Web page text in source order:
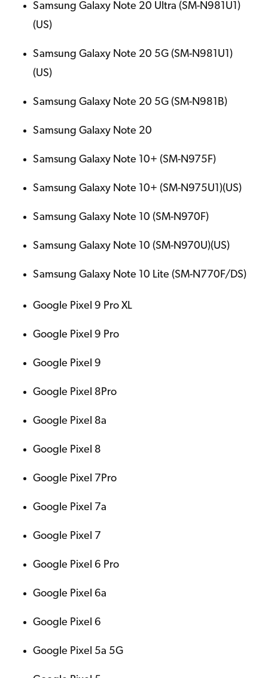
Samsung Galaxy Note 20 Ultra (SM-N981U1)
(US)
Samsung Galaxy Note 20 5G (SM-N981U1)
(US)
Samsung Galaxy Note 20 5G (SM-N981B)
Samsung Galaxy Note 20
Samsung Galaxy Note 10+ (SM-N975F)
Samsung Galaxy Note 10+ (SM-N975U1)(US)
Samsung Galaxy Note 10 (SM-N970F)
Samsung Galaxy Note 10 (SM-N970U)(US)
Samsung Galaxy Note 10 Lite (SM-N770F/DS)
Google Pixel 9 Pro XL
Google Pixel 9 Pro
Google Pixel 9
Google Pixel 8Pro
Google Pixel 8a
Google Pixel 8
Google Pixel 7Pro
Google Pixel 7a
Google Pixel 7
Google Pixel 6 Pro
Google Pixel 6a
Google Pixel 6
Google Pixel 5a 5G